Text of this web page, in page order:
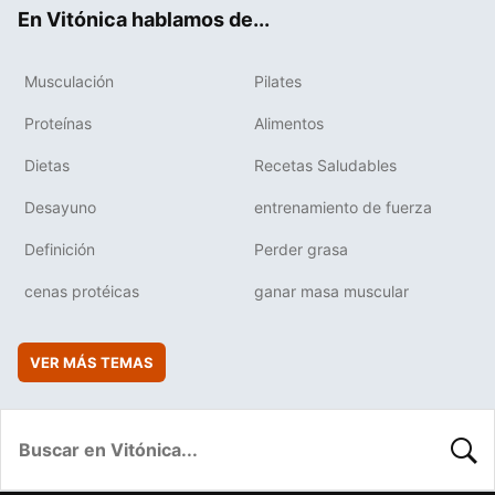
En Vitónica hablamos de...
Musculación Pilates
Proteínas Alimentos
Dietas Recetas Saludables
Desayuno entrenamiento de fuerza
Definición Perder grasa
cenas protéicas ganar masa muscular
VER MÁS TEMAS